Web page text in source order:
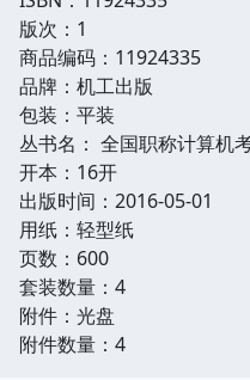
版次：1
商品编码：11924335
品牌：机工出版
包装：平装
丛书名： 全国职称计算机
开本：16开
出版时间：2016-05-01
用纸：轻型纸
页数：600
套装数量：4
附件：光盘
附件数量：4